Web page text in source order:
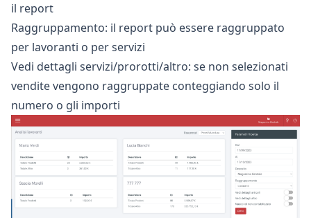
il report
Raggruppamento: il report può essere raggruppato
per lavoranti o per servizi
Vedi dettagli servizi/prorotti/altro: se non selezionati
vendite vengono raggruppate conteggiando solo il
numero o gli importi